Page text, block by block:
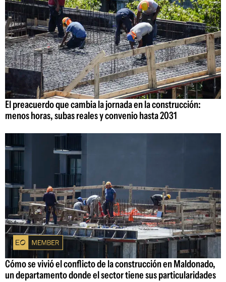
El preacuerdo que cambia la jornada en la construcción:
menos horas, subas reales y convenio hasta 2031
Cómo se vivió el conflicto de la construcción en Maldonado,
un departamento donde el sector tiene sus particularidades